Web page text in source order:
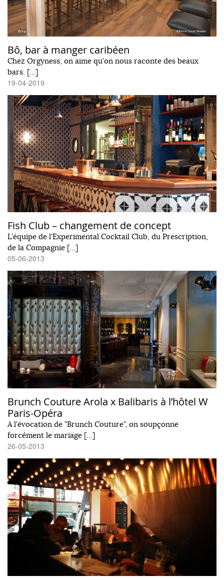
Bô, bar à manger caribéen
Chez Orgyness, on aime qu'on nous raconte des beaux
bars. […]
19-04-2019
Fish Club – changement de concept
L'équipe de l'Experimental Cocktail Club, du Prescription,
de la Compagnie […]
05-06-2013
Brunch Couture Arola x Balibaris à l’hôtel W
Paris-Opéra
A l'évocation de "Brunch Couture", on soupçonne
forcément le mariage […]
26-05-2013